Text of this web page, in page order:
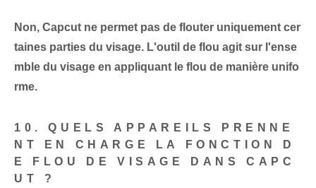
Non, Capcut ne permet pas de flouter uniquement cer
taines parties du visage. L'outil de flou agit sur l'ense
mble du visage en appliquant le flou de manière unifo
rme.
10. QUELS APPAREILS PRENNE
NT EN CHARGE LA FONCTION D
E FLOU DE VISAGE DANS CAPC
UT ?